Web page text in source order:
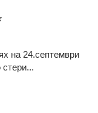
на 24.септември